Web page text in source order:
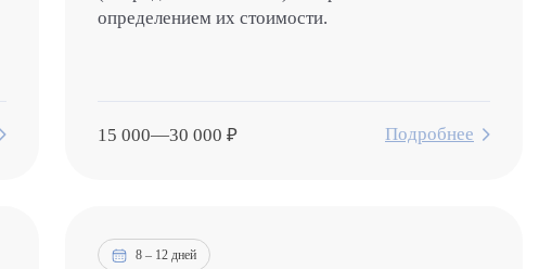
определением их стоимости.
15 000—30 000 ₽ Подробнее
8 – 12 дней